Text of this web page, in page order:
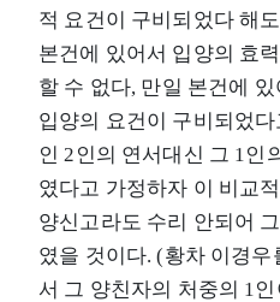
적 요건이 구비되었다 해
본건에 있어서 입양의 효
할 수 없다, 만일 본건에
입양의 요건이 구비되었
인 2인의 연서대신 그 1인
였다고 가정하자 이 비교
양신고라도 수리 안되어
였을 것이다. (황차 이경
서 그 양친자의 처중의 1